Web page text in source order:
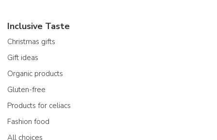
Inclusive Taste
Christmas gifts
Gift ideas
Organic products
Gluten-free
Products for celiacs
Fashion food
All choices